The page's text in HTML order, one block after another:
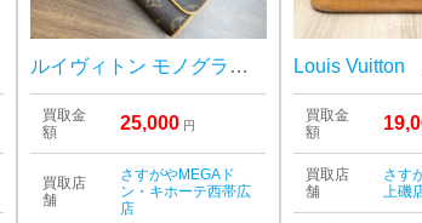
ルイヴィトン モノグラム ポシェットツインGM
買取金
額
25,000 円
買取店
舗
さすがやMEGAド
ン・キホーテ西帯広
店
買取金
額
買取店
舗
さす
上磯